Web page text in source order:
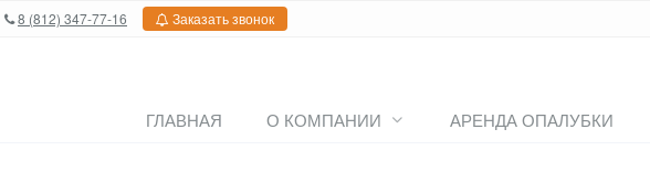
8 (812) 347-77-16 Заказать звонок
ГЛАВНАЯ О КОМПАНИИ АРЕНДА ОПАЛУБКИ